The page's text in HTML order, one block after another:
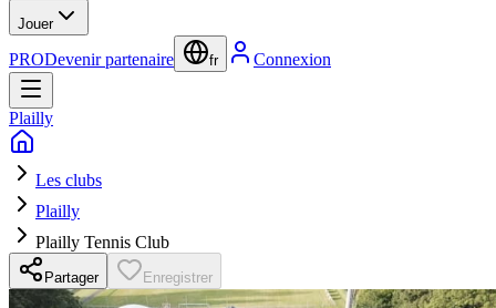
Jouer
PRODevenir partenaire fr Connexion
Plailly
Les clubs
Plailly
Plailly Tennis Club
Partager Enregistrer